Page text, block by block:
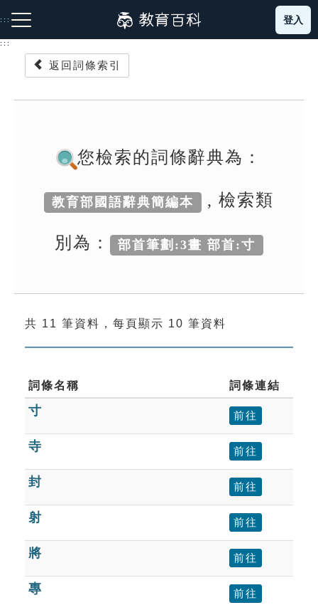
到
主
:::
生字詞彙表
成語故事
索引選單
單字索引
生命大百科索引
遊戲專區
教學應用
貓頭鷹博士
登入
:::
返回詞條索引
您檢索的詞條辭典為：
教育部國語辭典簡編本 , 檢索類
別為： 部首筆劃:3畫 部首:寸
共 11 筆資料，每頁顯示 10 筆資料
詞條名稱 詞條連結
寸 前往
寺 前往
封 前往
射 前往
將 前往
專 前往